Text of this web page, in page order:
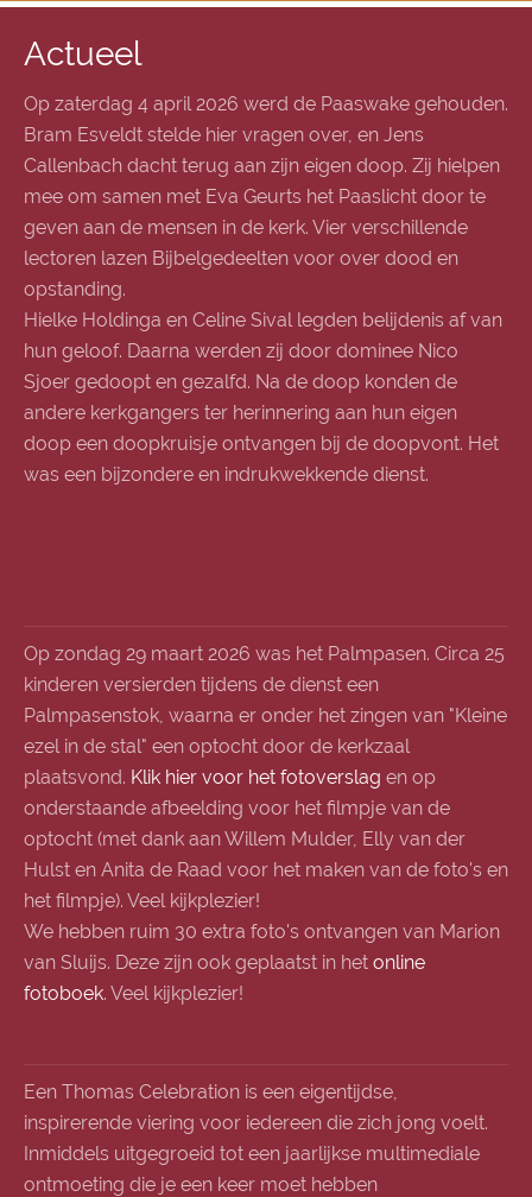
Actueel
Op zaterdag 4 april 2026 werd de Paaswake gehouden.
Bram Esveldt stelde hier vragen over, en Jens
Callenbach dacht terug aan zijn eigen doop. Zij hielpen
mee om samen met Eva Geurts het Paaslicht door te
geven aan de mensen in de kerk. Vier verschillende
lectoren lazen Bijbelgedeelten voor over dood en
opstanding.
Hielke Holdinga en Celine Sival legden belijdenis af van
hun geloof. Daarna werden zij door dominee Nico
Sjoer gedoopt en gezalfd. Na de doop konden de
andere kerkgangers ter herinnering aan hun eigen
doop een doopkruisje ontvangen bij de doopvont. Het
was een bijzondere en indrukwekkende dienst.
Op zondag 29 maart 2026 was het Palmpasen. Circa 25
kinderen versierden tijdens de dienst een
Palmpasenstok, waarna er onder het zingen van "Kleine
ezel in de stal" een optocht door de kerkzaal
plaatsvond. Klik hier voor het fotoverslag en op
onderstaande afbeelding voor het filmpje van de
optocht (met dank aan Willem Mulder, Elly van der
Hulst en Anita de Raad voor het maken van de foto's en
het filmpje). Veel kijkplezier!
We hebben ruim 30 extra foto's ontvangen van Marion
van Sluijs. Deze zijn ook geplaatst in het online
fotoboek. Veel kijkplezier!
Een Thomas Celebration is een eigentijdse,
inspirerende viering voor iedereen die zich jong voelt.
Inmiddels uitgegroeid tot een jaarlijkse multimediale
ontmoeting die je een keer moet hebben